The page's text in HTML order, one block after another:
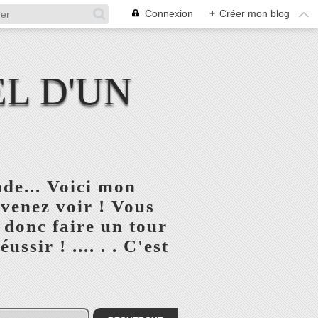
Connexion + Créer mon blog
D'UN
Voici mon
voir ! Vous
donc faire un tour
! .... . . C'est